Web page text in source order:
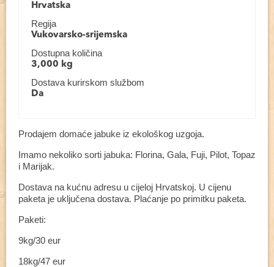
Hrvatska
Regija
Vukovarsko-srijemska
Dostupna količina
3,000 kg
Dostava kurirskom službom
Da
Prodajem domaće jabuke iz ekološkog uzgoja.
Imamo nekoliko sorti jabuka: Florina, Gala, Fuji, Pilot, Topaz
i Marijak.
Dostava na kućnu adresu u cijeloj Hrvatskoj. U cijenu
paketa je uključena dostava. Plaćanje po primitku paketa.
Paketi:
9kg/30 eur
18kg/47 eur